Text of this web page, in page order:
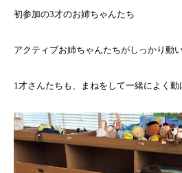
初参加の3才のお姉ちゃんたち
アクティブお姉ちゃんたちがしっかり動
1才さんたちも、まねをして一緒によく動